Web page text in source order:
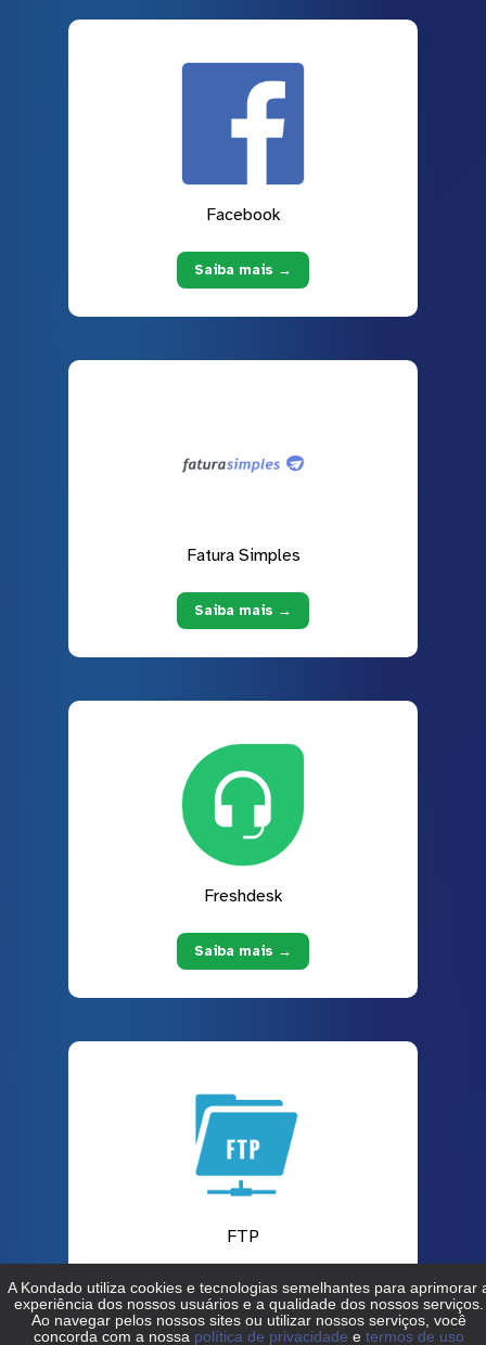
Facebook
Saiba mais →
Fatura Simples
Saiba mais →
Freshdesk
Saiba mais →
FTP
Saiba mais →